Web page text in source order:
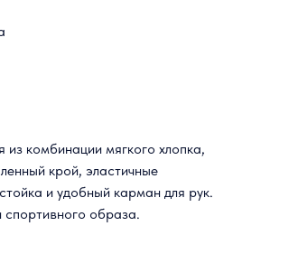
комбинации мягкого хлопка,
крой, эластичные
и удобный карман для рук.
спортивного образа.